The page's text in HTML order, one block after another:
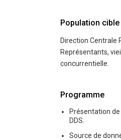
Population cible
Direction Centrale
Représentants,
concurrentielle.
Programme
Présentation de
DDS.
Source de